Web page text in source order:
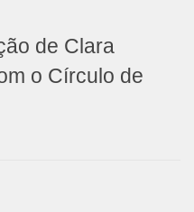
de Clara
o Círculo de